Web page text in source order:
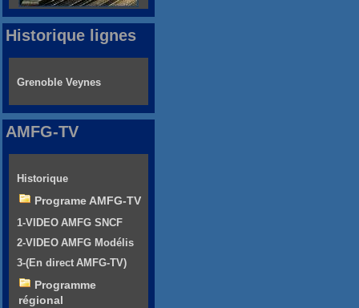
Historique lignes
Grenoble Veynes
AMFG-TV
Historique
Programe AMFG-TV
1-VIDEO AMFG SNCF
2-VIDEO AMFG Modélis
3-(En direct AMFG-TV)
Programme
régional